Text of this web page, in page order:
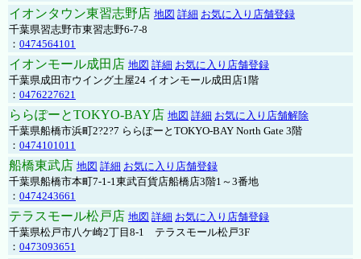
イオンタウン東習志野店 地図 詳細 お気に入り店舗登録
千葉県習志野市東習志野6-7-8
： 0474564101
イオンモール成田店 地図 詳細 お気に入り店舗登録
千葉県成田市ウイング土屋24 イオンモール成田店1階
： 0476227621
ららぽーとTOKYO-BAY店 地図 詳細 お気に入り店舗解除
千葉県船橋市浜町2?2?7 ららぽーとTOKYO-BAY North Gate 3階
： 0474101011
船橋東武店 地図 詳細 お気に入り店舗登録
千葉県船橋市本町7-1-1東武百貨店船橋店3階1～3番地
： 0474243661
テラスモール松戸店 地図 詳細 お気に入り店舗登録
千葉県松戸市八ケ崎2丁目8-1 テラスモール松戸3F
： 0473093651